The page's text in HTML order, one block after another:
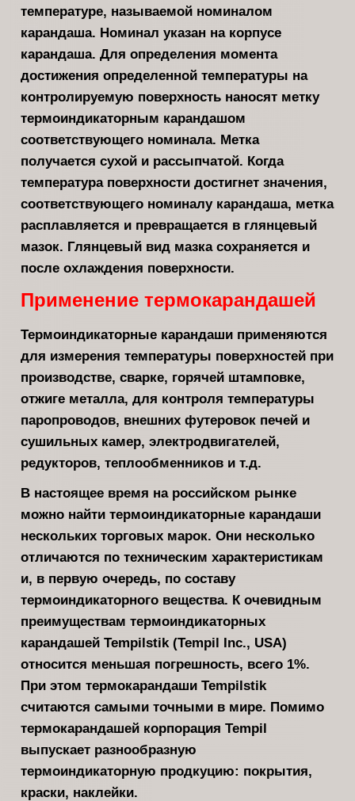
температуре, называемой номиналом
карандаша. Номинал указан на корпусе
карандаша. Для определения момента
достижения определенной температуры на
контролируемую поверхность наносят метку
термоиндикаторным карандашом
соответствующего номинала. Метка
получается сухой и рассыпчатой. Когда
температура поверхности достигнет значения,
соответствующего номиналу карандаша, метка
расплавляется и превращается в глянцевый
мазок. Глянцевый вид мазка сохраняется и
после охлаждения поверхности.
Применение термокарандашей
Термоиндикаторные карандаши применяются
для измерения температуры поверхностей при
производстве, сварке, горячей штамповке,
отжиге металла, для контроля температуры
паропроводов, внешних футеровок печей и
сушильных камер, электродвигателей,
редукторов, теплообменников и т.д.
В настоящее время на российском рынке
можно найти термоиндикаторные карандаши
нескольких торговых марок. Они несколько
отличаются по техническим характеристикам
и, в первую очередь, по составу
термоиндикаторного вещества. К очевидным
преимуществам термоиндикаторных
карандашей Tempilstik (Tempil Inc., USA)
относится меньшая погрешность, всего 1%.
При этом термокарандаши Tempilstik
считаются самыми точными в мире. Помимо
термокарандашей корпорация Tempil
выпускает разнообразную
термоиндикаторную продкуцию: покрытия,
краски, наклейки.